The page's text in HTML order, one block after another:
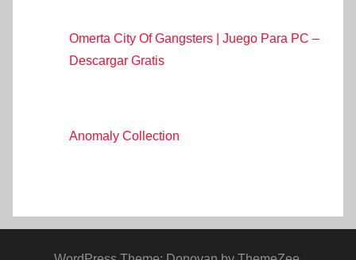
Omerta City Of Gangsters | Juego Para PC –
Descargar Gratis
Anomaly Collection